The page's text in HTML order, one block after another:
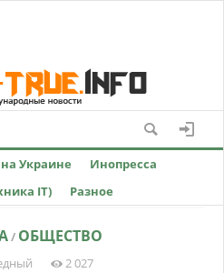
Украине
Инопресса
IT) Разное
/ ОБЩЕСТВО
2 027